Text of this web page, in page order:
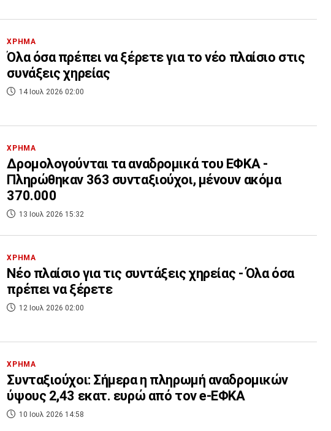
ΧΡΗΜΑ
Όλα όσα πρέπει να ξέρετε για το νέο πλαίσιο στις
συνάξεις χηρείας
14 Ιουλ 2026 02:00
ΧΡΗΜΑ
Δρομολογούνται τα αναδρομικά του ΕΦΚΑ -
Πληρώθηκαν 363 συνταξιούχοι, μένουν ακόμα
370.000
13 Ιουλ 2026 15:32
ΧΡΗΜΑ
Νέο πλαίσιο για τις συντάξεις χηρείας - Όλα όσα
πρέπει να ξέρετε
12 Ιουλ 2026 02:00
ΧΡΗΜΑ
Συνταξιούχοι: Σήμερα η πληρωμή αναδρομικών
ύψους 2,43 εκατ. ευρώ από τον e-ΕΦΚΑ
10 Ιουλ 2026 14:58